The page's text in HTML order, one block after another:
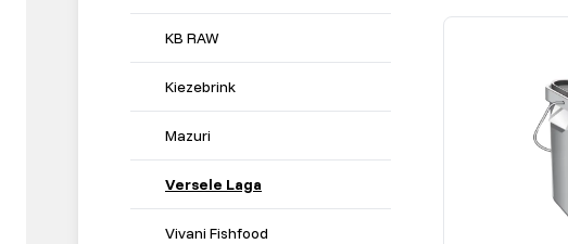
KB RAW
Kiezebrink
Mazuri
Versele Laga
Vivani Fishfood